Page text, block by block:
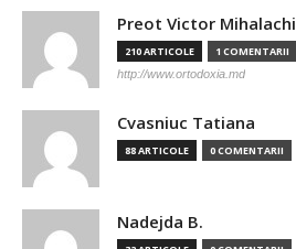
Preot Victor Mihalachi
210 ARTICOLE 1 COMENTARII
http://www.ortodoxia.md
Cvasniuc Tatiana
88 ARTICOLE 0 COMENTARII
Nadejda B.